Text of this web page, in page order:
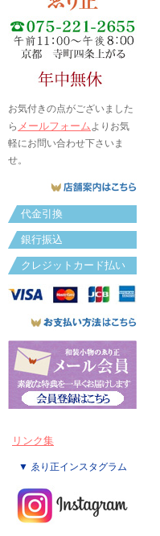
お気付きの点がございました
ら メールフォームよりお気
軽にお問い合わせ下さいま
せ。
代金引換
銀行振込
クレジットカード払い
リンク集
▼ ゑり正インスタグラム